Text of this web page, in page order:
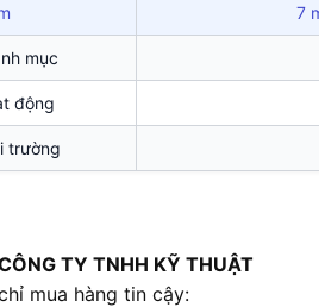
7
mục
động
trường
TY TNHH KỸ THUẬT
mua hàng tin cậy: